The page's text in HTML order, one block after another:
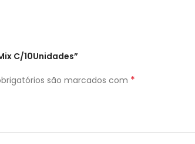
C/10Unidades”
são marcados com *